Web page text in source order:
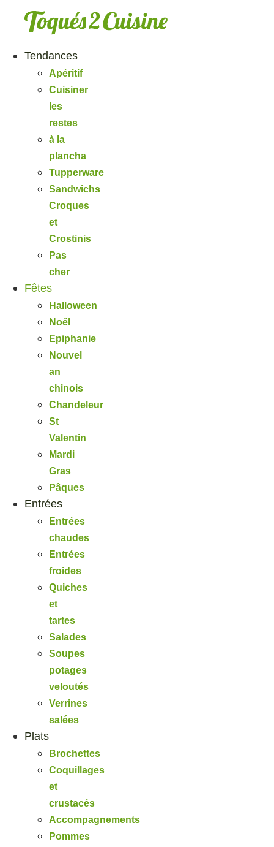
Tendances
Apéritif
Cuisiner
les
restes
à la
plancha
Tupperware
Sandwichs
Croques
et
Crostinis
Pas
cher
Fêtes
Halloween
Noël
Epiphanie
Nouvel
an
chinois
Chandeleur
St
Valentin
Mardi
Gras
Pâques
Entrées
Entrées
chaudes
Entrées
froides
Quiches
et
tartes
Salades
Soupes
potages
veloutés
Verrines
salées
Plats
Brochettes
Coquillages
et
crustacés
Accompagnements
Pommes